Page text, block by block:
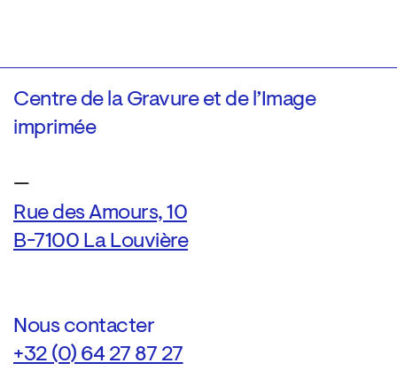
Centre de la Gravure et de l’Image
imprimée
—
Rue des Amours, 10
B-7100 La Louvière
Nous contacter
+32 (0) 64 27 87 27